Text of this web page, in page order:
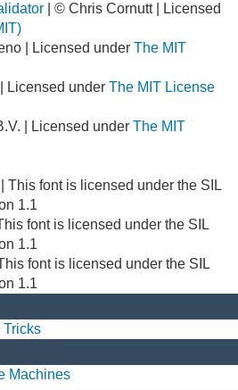
| © Chris Cornutt | Licensed
| Licensed under The MIT
Licensed under The MIT License
| Licensed under The MIT
This font is licensed under the SIL
1.1
font is licensed under the SIL
1.1
font is licensed under the SIL
1.1
Tricks
Machines